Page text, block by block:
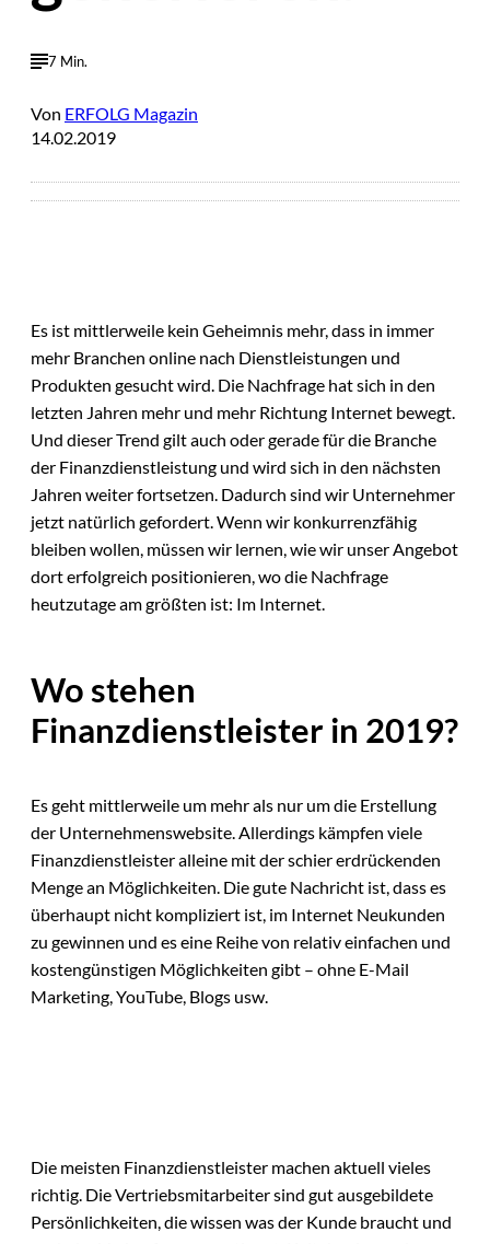
7 Min.
Von ERFOLG Magazin
14.02.2019
Es ist mittlerweile kein Geheimnis mehr, dass in immer
mehr Branchen online nach Dienstleistungen und
Produkten gesucht wird. Die Nachfrage hat sich in den
letzten Jahren mehr und mehr Richtung Internet bewegt.
Und dieser Trend gilt auch oder gerade für die Branche
der Finanzdienstleistung und wird sich in den nächsten
Jahren weiter fortsetzen. Dadurch sind wir Unternehmer
jetzt natürlich gefordert. Wenn wir konkurrenzfähig
bleiben wollen, müssen wir lernen, wie wir unser Angebot
dort erfolgreich positionieren, wo die Nachfrage
heutzutage am größten ist: Im Internet.
Wo stehen
Finanzdienstleister in 2019?
Es geht mittlerweile um mehr als nur um die Erstellung
der Unternehmenswebsite. Allerdings kämpfen viele
Finanzdienstleister alleine mit der schier erdrückenden
Menge an Möglichkeiten. Die gute Nachricht ist, dass es
überhaupt nicht kompliziert ist, im Internet Neukunden
zu gewinnen und es eine Reihe von relativ einfachen und
kostengünstigen Möglichkeiten gibt – ohne E-Mail
Marketing, YouTube, Blogs usw.
Die meisten Finanzdienstleister machen aktuell vieles
richtig. Die Vertriebsmitarbeiter sind gut ausgebildete
Persönlichkeiten, die wissen was der Kunde braucht und